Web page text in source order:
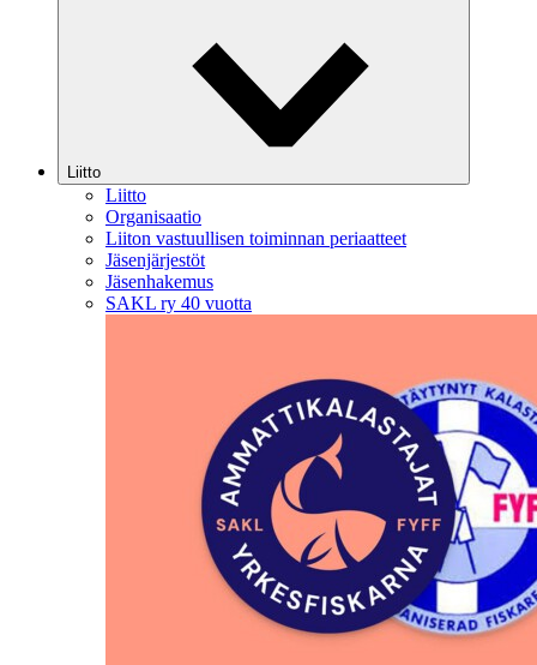
Liitto
Liitto
Organisaatio
Liiton vastuullisen toiminnan periaatteet
Jäsenjärjestöt
Jäsenhakemus
SAKL ry 40 vuotta